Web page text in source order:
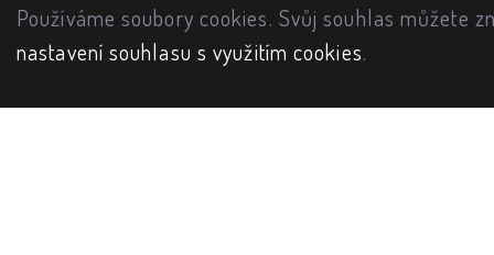
Používáme soubory cookies. Svůj souhlas můžete
nastavení souhlasu s využitím cookies.